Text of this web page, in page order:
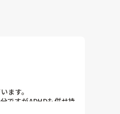
ます。
ですがADHDも併せ持